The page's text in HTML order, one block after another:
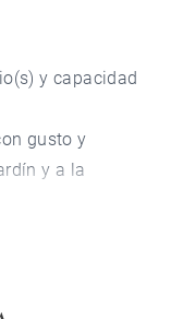
y capacidad
gusto y
y a la